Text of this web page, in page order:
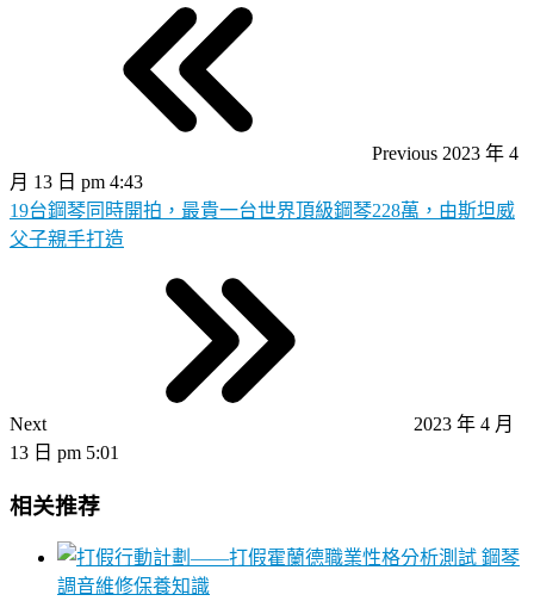
Previous 2023 年 4
月 13 日 pm 4:43
19台鋼琴同時開拍，最貴一台世界頂級鋼琴228萬，由斯坦威
父子親手打造
Next
2023 年 4 月
13 日 pm 5:01
相关推荐
鋼琴
調音維修保養知識